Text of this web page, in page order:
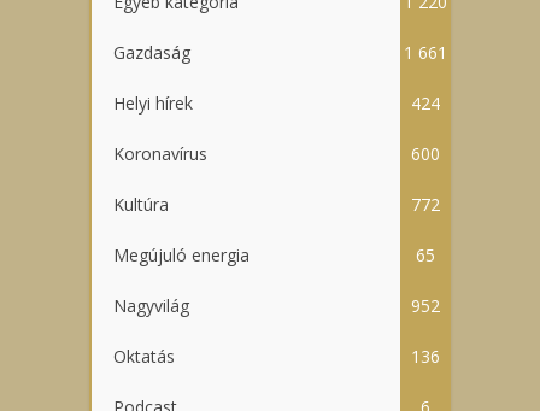
Gazdaság 1 661
Helyi hírek 424
Koronavírus 600
Kultúra 772
Megújuló energia 65
Nagyvilág 952
Oktatás 136
Podcast 6